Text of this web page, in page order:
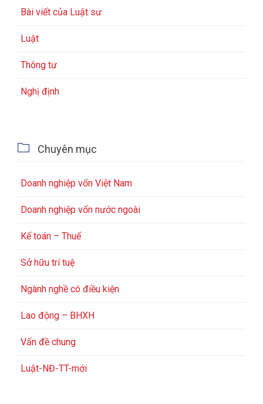
Bài viết của Luật sư
Luật
Thông tư
Nghị định
 Chuyên mục
Doanh nghiệp vốn Việt Nam
Doanh nghiệp vốn nước ngoài
Kế toán – Thuế
Sở hữu trí tuệ
Ngành nghề có điều kiện
Lao động – BHXH
Vấn đề chung
Luật-NĐ-TT-mới